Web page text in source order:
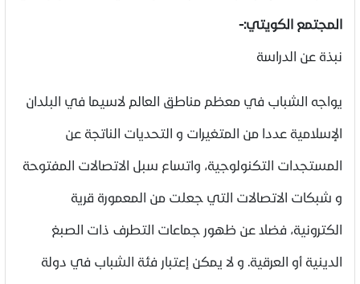
المجتمع الكويتي:-
نبذة عن الدراسة
يواجه الشباب في معظم مناطق العالم لاسيما في البلدان
الإسلامية عددا من المتغيرات و التحديات الناتجة عن
المستجدات التكنولوجية، واتساع سبل الاتصالات المفتوحة
و شبكات الاتصالات التي جعلت من المعمورة قرية
الكترونية، فضلا عن ظهور جماعات التطرف ذات الصبغ
الدينية أو العرقية. و لا يمكن إعتبار فئة الشباب في دولة